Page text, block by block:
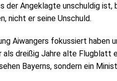
der Angeklagte unschuldig ist,
nicht er seine Unschuld.
Aiwangers fokussiert haben
als dreißig Jahre alte Flugblatt
Bayerns, sondern ein